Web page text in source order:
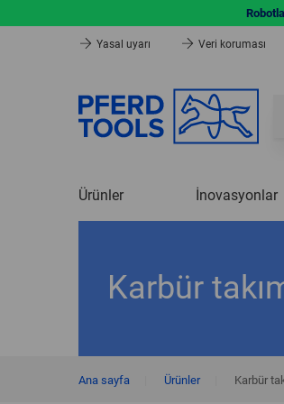
Yasal uyarı Veri koruması
Ürünler İnovasyonlar
Karbür
Ana sayfa Ürünler Karbür